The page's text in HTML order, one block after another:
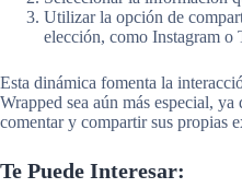
Utilizar la opción de
elección, como Instagram o
Esta dinámica fomenta la
Wrapped sea aún más especial, ya
comentar y compartir sus propias
Te Puede Interesar: